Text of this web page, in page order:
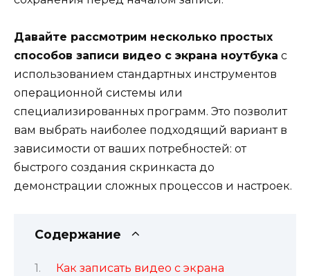
Давайте рассмотрим несколько простых
способов записи видео с экрана ноутбука с
использованием стандартных инструментов
операционной системы или
специализированных программ. Это позволит
вам выбрать наиболее подходящий вариант в
зависимости от ваших потребностей: от
быстрого создания скринкаста до
демонстрации сложных процессов и настроек.
Содержание
Как записать видео с экрана